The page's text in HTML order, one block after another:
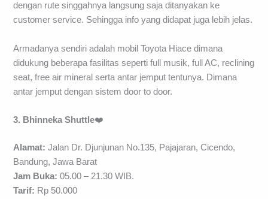
dengan rute singgahnya langsung saja ditanyakan ke
customer service. Sehingga info yang didapat juga lebih jelas.
Armadanya sendiri adalah mobil Toyota Hiace dimana
didukung beberapa fasilitas seperti full musik, full AC, reclining
seat, free air mineral serta antar jemput tentunya. Dimana
antar jemput dengan sistem door to door.
3. Bhinneka Shuttle❤️
Alamat: Jalan Dr. Djunjunan No.135, Pajajaran, Cicendo,
Bandung, Jawa Barat
Jam Buka: 05.00 – 21.30 WIB.
Tarif: Rp 50.000